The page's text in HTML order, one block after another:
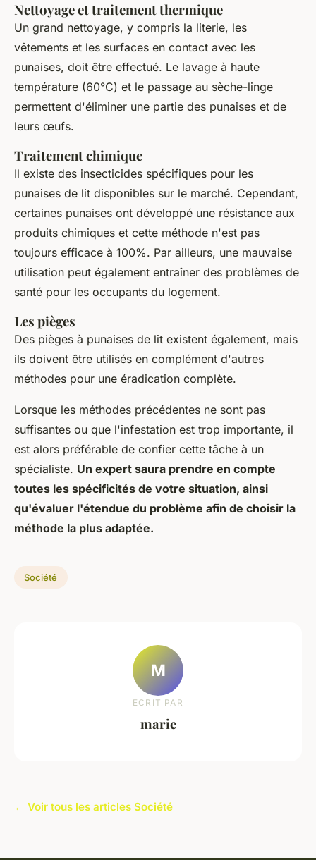
Nettoyage et traitement thermique
Un grand nettoyage, y compris la literie, les
vêtements et les surfaces en contact avec les
punaises, doit être effectué. Le lavage à haute
température (60°C) et le passage au sèche-linge
permettent d'éliminer une partie des punaises et de
leurs œufs.
Traitement chimique
Il existe des insecticides spécifiques pour les
punaises de lit disponibles sur le marché. Cependant,
certaines punaises ont développé une résistance aux
produits chimiques et cette méthode n'est pas
toujours efficace à 100%. Par ailleurs, une mauvaise
utilisation peut également entraîner des problèmes de
santé pour les occupants du logement.
Les pièges
Des pièges à punaises de lit existent également, mais
ils doivent être utilisés en complément d'autres
méthodes pour une éradication complète.
Lorsque les méthodes précédentes ne sont pas
suffisantes ou que l'infestation est trop importante, il
est alors préférable de confier cette tâche à un
spécialiste. Un expert saura prendre en compte
toutes les spécificités de votre situation, ainsi
qu'évaluer l'étendue du problème afin de choisir la
méthode la plus adaptée.
Société
M
ECRIT PAR
marie
← Voir tous les articles Société